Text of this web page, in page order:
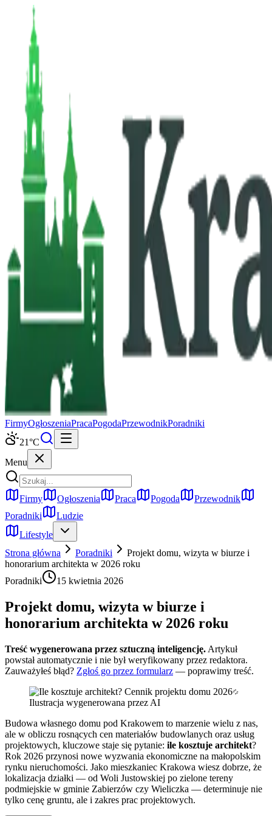
FirmyOgłoszeniaPracaPogodaPrzewodnikPoradniki
21°C
Menu
Firmy Ogłoszenia Praca Pogoda
Przewodnik
Poradniki
Ludzie
Lifestyle
Strona główna
Poradniki
Projekt domu, wizyta w biurze i
honorarium architekta w 2026 roku
Poradniki
15 kwietnia 2026
Projekt domu, wizyta w biurze i
honorarium architekta w 2026 roku
Treść wygenerowana przez sztuczną inteligencję. Artykuł
powstał automatycznie i nie był weryfikowany przez redaktora.
Zauważyłeś błąd? Zgłoś go przez formularz — poprawimy treść.
Ilustracja wygenerowana przez AI
Budowa własnego domu pod Krakowem to marzenie wielu z nas,
ale w obliczu rosnących cen materiałów budowlanych oraz usług
projektowych, kluczowe staje się pytanie: ile kosztuje architekt?
Rok 2026 przynosi nowe wyzwania ekonomiczne na małopolskim
rynku nieruchomości. Jako mieszkaniec Krakowa wiesz dobrze, że
lokalizacja działki — od Woli Justowskiej po zielone tereny
podmiejskie w gminie Zabierzów czy Wieliczka — determinuje nie
tylko cenę gruntu, ale i zakres prac projektowych.